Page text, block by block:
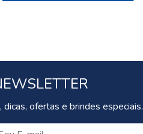
ofertas e brindes especiais.